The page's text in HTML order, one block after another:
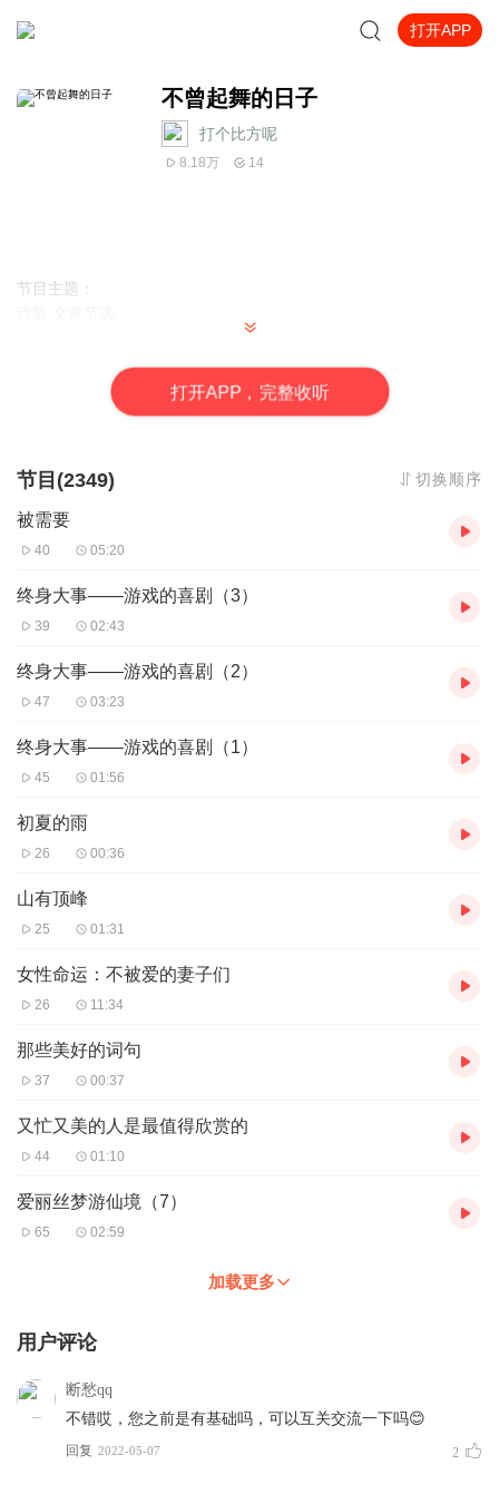
打开APP
不曾起舞的日子
打个比方呢
8.18万 14
节目主题：
适合谁听：儿童 青少年 成人
都是对生命的辜负！
无论成年还是少年，
我们一起行走于江湖！
打开APP，完整收听
节目(2349) 切换顺序
被需要
40 05:20
终身大事——游戏的喜剧（3）
39 02:43
终身大事——游戏的喜剧（2）
47 03:23
终身大事——游戏的喜剧（1）
45 01:56
初夏的雨
26 00:36
山有顶峰
25 01:31
女性命运：不被爱的妻子们
26 11:34
那些美好的词句
37 00:37
又忙又美的人是最值得欣赏的
44 01:10
爱丽丝梦游仙境（7）
65 02:59
加载更多
用户评论
断愁qq
不错哎，您之前是有基础吗，可以互关交流一下吗😊
回复 2022-05-07 2